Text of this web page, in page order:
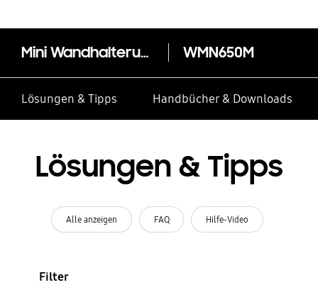
Mini Wandhalterung 40“-65“ WMN650M
Lösungen & Tipps Handbücher & Downloads
Lösungen & Tipps
Alle anzeigen FAQ Hilfe-Video
Filter